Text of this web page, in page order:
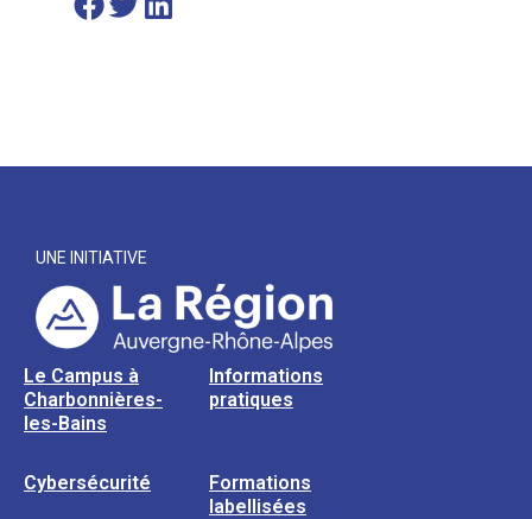
UNE INITIATIVE
Le Campus à
Charbonnières-
les-Bains
Informations
pratiques
Cybersécurité
Formations
labellisées